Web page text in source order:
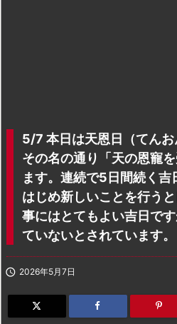
5/7 本日は天恩日（てんお
その名の通り「天の恩寵
ます。連続で5日間続く
はじめ新しいことを行う
事にはとてもよい吉日で
ていないとされています。
 2026年5月7日